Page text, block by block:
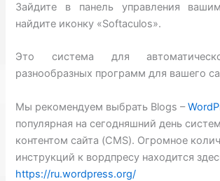
Зайдите в панель управления
найдите иконку «Softaculos».
Это система для
разнообразных программ для вашего
Мы рекомендуем выбрать Blogs –
популярная на сегодняшний день
контентом сайта (CMS). Огромное
инструкций к вордпресу находится
https://ru.wordpress.org/